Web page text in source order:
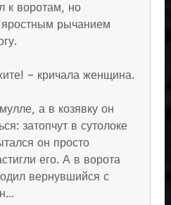
к воротам, но
рычанием
– кричала женщина.
а в козявку он
затопчут в сутолоке
он просто
его. А в ворота
вернувшийся с